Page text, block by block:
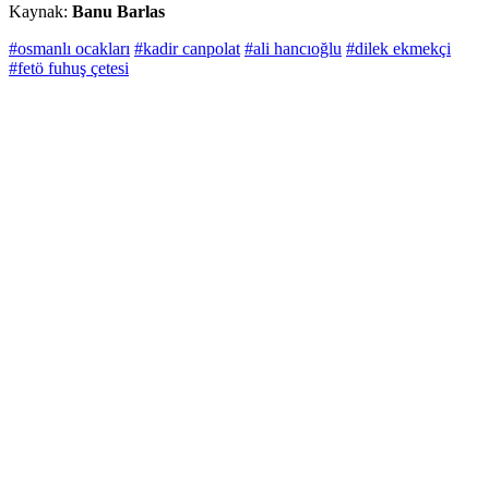
Kaynak: Banu Barlas
#osmanlı ocakları #kadir canpolat #ali hancıoğlu #dilek ekmekçi
#fetö fuhuş çetesi